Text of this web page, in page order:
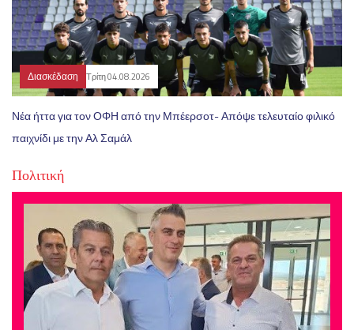
Διασκέδαση Τρίτη 04.08.2026
Νέα ήττα για τον ΟΦΗ από την Μπέερσοτ- Απόψε τελευταίο φιλικό
παιχνίδι με την Αλ Σαμάλ
Πολιτική